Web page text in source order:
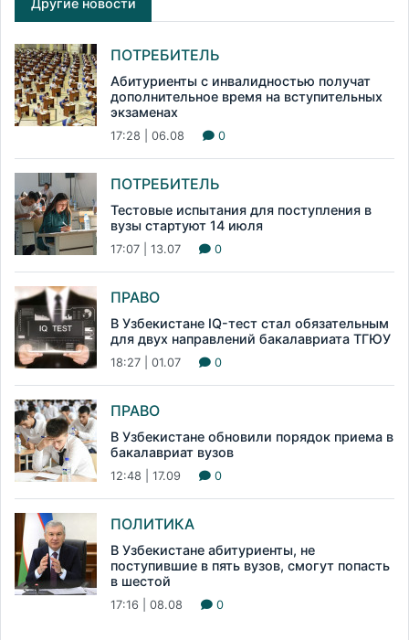
ПОТРЕБИТЕЛЬ
Абитуриенты с инвалидностью получат
дополнительное время на вступительных
экзаменах
17:28 | 06.08 0
ПОТРЕБИТЕЛЬ
Тестовые испытания для поступления в
вузы стартуют 14 июля
17:07 | 13.07 0
ПРАВО
В Узбекистане IQ-тест стал обязательным
для двух направлений бакалавриата ТГЮУ
18:27 | 01.07 0
ПРАВО
В Узбекистане обновили порядок приема в
бакалавриат вузов
12:48 | 17.09 0
ПОЛИТИКА
В Узбекистане абитуриенты, не
поступившие в пять вузов, смогут попасть
в шестой
17:16 | 08.08 0